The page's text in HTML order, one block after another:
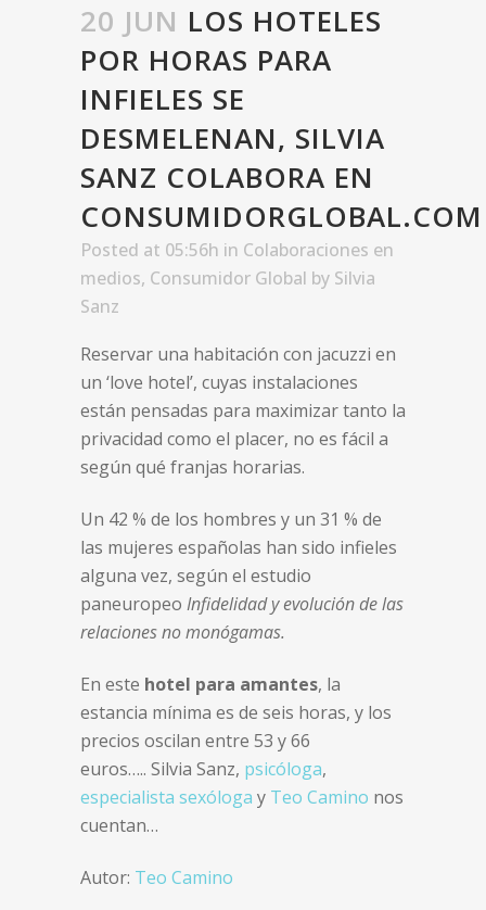
20 JUN LOS HOTELES
POR HORAS PARA
INFIELES SE
DESMELENAN, SILVIA
SANZ COLABORA EN
CONSUMIDORGLOBAL.COM
Posted at 05:56h in Colaboraciones en
medios, Consumidor Global by Silvia
Sanz
Reservar una habitación con jacuzzi en
un ‘love hotel’, cuyas instalaciones
están pensadas para maximizar tanto la
privacidad como el placer, no es fácil a
según qué franjas horarias.
Un 42 % de los hombres y un 31 % de
las mujeres españolas han sido infieles
alguna vez, según el estudio
paneuropeo Infidelidad y evolución de las
relaciones no monógamas.
En este hotel para amantes, la
estancia mínima es de seis horas, y los
precios oscilan entre 53 y 66
euros….. Silvia Sanz, psicóloga,
especialista sexóloga y Teo Camino nos
cuentan…
Autor: Teo Camino